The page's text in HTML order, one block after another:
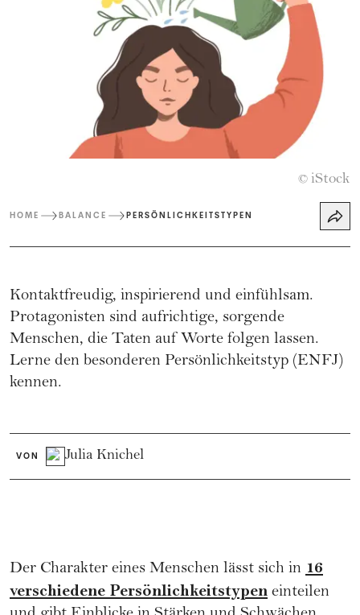
© iStock
HOME BALANCE PERSÖNLICHKEITSTYPEN
Kontaktfreudig, inspirierend und einfühlsam.
Protagonisten sind aufrichtige, sorgende
Menschen, die Taten auf Worte folgen lassen.
Lerne den besonderen Persönlichkeitstyp (ENFJ)
kennen.
VON Julia Knichel
Der Charakter eines Menschen lässt sich in 16
verschiedene Persönlichkeitstypen einteilen